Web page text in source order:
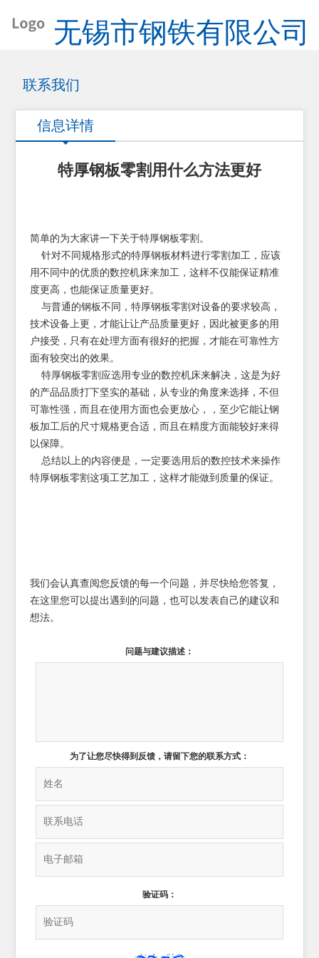
无锡市钢铁有限公司
联系我们
信息详情
特厚钢板零割用什么方法更好
简单的为大家讲一下关于特厚钢板零割。
针对不同规格形式的特厚钢板材料进行零割加工，应该
用不同中的优质的数控机床来加工，这样不仅能保证精准
度更高，也能保证质量更好。
与普通的钢板不同，特厚钢板零割对设备的要求较高，
技术设备上更，才能让让产品质量更好，因此被更多的用
户接受，只有在处理方面有很好的把握，才能在可靠性方
面有较突出的效果。
特厚钢板零割应选用专业的数控机床来解决，这是为好
的产品品质打下坚实的基础，从专业的角度来选择，不但
可靠性强，而且在使用方面也会更放心，，至少它能让钢
板加工后的尺寸规格更合适，而且在精度方面能较好来得
以保障。
总结以上的内容便是，一定要选用后的数控技术来操作
特厚钢板零割这项工艺加工，这样才能做到质量的保证。
我们会认真查阅您反馈的每一个问题，并尽快给您答复，
在这里您可以提出遇到的问题，也可以发表自己的建议和
想法。
问题与建议描述：
为了让您尽快得到反馈，请留下您的联系方式：
验证码：